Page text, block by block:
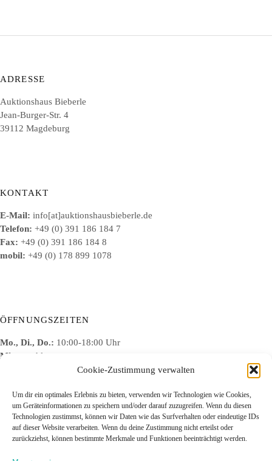
Cookie-Zustimmung verwalten
Um dir ein optimales Erlebnis zu bieten, verwenden wir Technologien wie Cookies,
um Geräteinformationen zu speichern und/oder darauf zuzugreifen. Wenn du diesen
Technologien zustimmst, können wir Daten wie das Surfverhalten oder eindeutige IDs
auf dieser Website verarbeiten. Wenn du deine Zustimmung nicht erteilst oder
zurückziehst, können bestimmte Merkmale und Funktionen beeinträchtigt werden.
ADRESSE
Auktionshaus Bieberle
Jean-Burger-Str. 4
39112 Magdeburg
KONTAKT
E-Mail: info[at]auktionshausbieberle.de
Telefon: +49 (0) 391 186 184 7
Fax: +49 (0) 391 186 184 8
mobil: +49 (0) 178 899 1078
ÖFFNUNGSZEITEN
Mo., Di., Do.: 10:00-18:00 Uhr
Mi.:
geschlossen
10:00-15:00 Uhr
Datenschutz